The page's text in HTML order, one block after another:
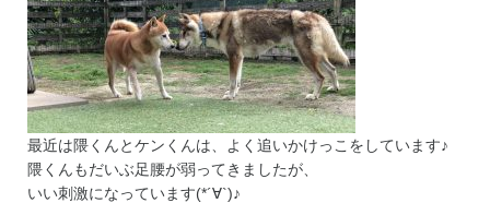
最近は隈くんとケンくんは、よく追いかけっこをしています♪
隈くんもだいぶ足腰が弱ってきましたが、
いい刺激になっています(*´∀`)♪